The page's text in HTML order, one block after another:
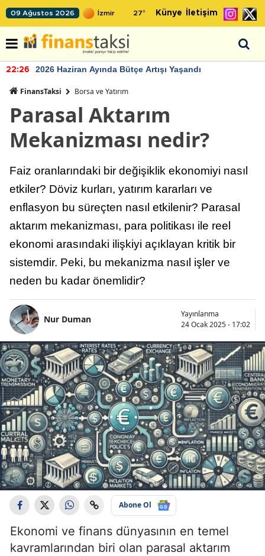
09 Ağustos 2026 27° Künye İletişim
22:26 2026 Haziran Ayında Bütçe Artışı Yaşandı
FinansTaksi Borsa ve Yatırım
Parasal Aktarım
Mekanizması nedir?
Faiz oranlarındaki bir değişiklik ekonomiyi nasıl
etkiler? Döviz kurları, yatırım kararları ve
enflasyon bu süreçten nasıl etkilenir? Parasal
aktarım mekanizması, para politikası ile reel
ekonomi arasındaki ilişkiyi açıklayan kritik bir
sistemdir. Peki, bu mekanizma nasıl işler ve
neden bu kadar önemlidir?
Nur Duman
Yayınlanma
24 Ocak 2025 - 17:02
Abone Ol
Ekonomi ve finans dünyasının en temel
kavramlarından biri olan parasal aktarım